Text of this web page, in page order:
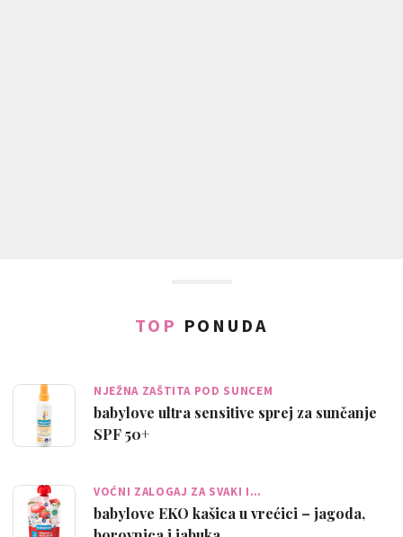
TOP PONUDA
NJEŽNA ZAŠTITA POD SUNCEM
babylove ultra sensitive sprej za sunčanje
SPF 50+
VOĆNI ZALOGAJ ZA SVAKI I…
babylove EKO kašica u vrećici – jagoda,